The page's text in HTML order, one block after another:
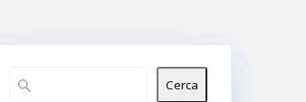
Cerca